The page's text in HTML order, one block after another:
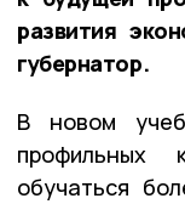
развития
губернатор.
В новом
профильных
обучаться